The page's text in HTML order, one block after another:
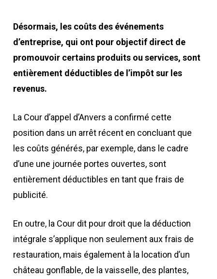
Désormais, les coûts des événements
d’entreprise, qui ont pour objectif direct de
promouvoir certains produits ou services, sont
entièrement déductibles de l’impôt sur les
revenus.
La Cour d’appel d’Anvers a confirmé cette
position dans un arrêt récent en concluant que
les coûts générés, par exemple, dans le cadre
d’une une journée portes ouvertes, sont
entièrement déductibles en tant que frais de
publicité.
En outre, la Cour dit pour droit que la déduction
intégrale s’applique non seulement aux frais de
restauration, mais également à la location d’un
château gonflable, de la vaisselle, des plantes,